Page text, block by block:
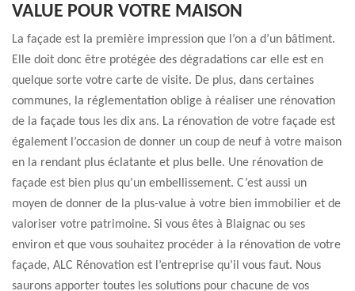
VALUE POUR VOTRE MAISON
La façade est la première impression que l’on a d’un bâtiment.
Elle doit donc être protégée des dégradations car elle est en
quelque sorte votre carte de visite. De plus, dans certaines
communes, la réglementation oblige à réaliser une rénovation
de la façade tous les dix ans. La rénovation de votre façade est
également l’occasion de donner un coup de neuf à votre maison
en la rendant plus éclatante et plus belle. Une rénovation de
façade est bien plus qu’un embellissement. C’est aussi un
moyen de donner de la plus-value à votre bien immobilier et de
valoriser votre patrimoine. Si vous êtes à Blaignac ou ses
environ et que vous souhaitez procéder à la rénovation de votre
façade, ALC Rénovation est l’entreprise qu’il vous faut. Nous
saurons apporter toutes les solutions pour chacune de vos